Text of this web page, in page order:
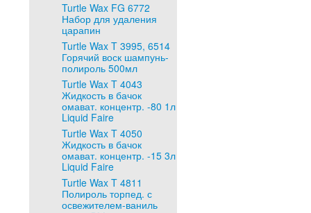
Turtle Wax FG 6772
Набор для удаления
царапин
Turtle Wax T 3995, 6514
Горячий воск шампунь-
полироль 500мл
Turtle Wax T 4043
Жидкость в бачок
омават. концентр. -80 1л
Liquid Faire
Turtle Wax T 4050
Жидкость в бачок
омават. концентр. -15 3л
Liquid Faire
Turtle Wax T 4811
Полироль торпед. с
освежителем-ваниль